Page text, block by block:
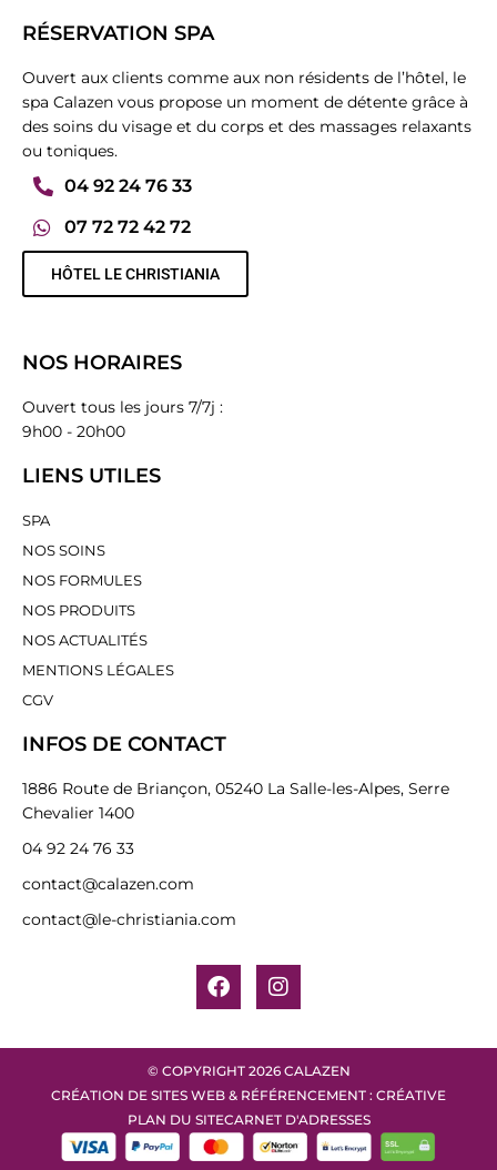
RÉSERVATION SPA
Ouvert aux clients comme aux non résidents de l’hôtel, le
spa Calazen vous propose un moment de détente grâce à
des soins du visage et du corps et des massages relaxants
ou toniques.
04 92 24 76 33
07 72 72 42 72
HÔTEL LE CHRISTIANIA
NOS HORAIRES
Ouvert tous les jours 7/7j :
9h00 - 20h00
LIENS UTILES
SPA
NOS SOINS
NOS FORMULES
NOS PRODUITS
NOS ACTUALITÉS
MENTIONS LÉGALES
CGV
INFOS DE CONTACT
1886 Route de Briançon, 05240 La Salle-les-Alpes, Serre
Chevalier 1400
04 92 24 76 33
contact@calazen.com
contact@le-christiania.com
a
c
e
o
o
k
n
s
t
g
r
a
m
© COPYRIGHT 2026 CALAZEN
CRÉATION DE SITES WEB & RÉFÉRENCEMENT : CRÉATIVE
PLAN DU SITECARNET D'ADRESSES